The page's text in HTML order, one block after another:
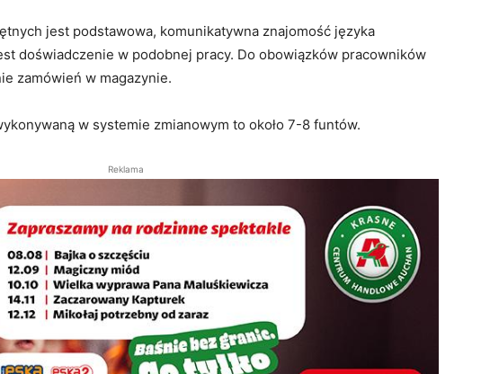
jest podstawowa, komunikatywna znajomość języka
doświadczenie w podobnej pracy. Do obowiązków pracowników
zamówień w magazynie.
w systemie zmianowym to około 7-8 funtów.
Reklama